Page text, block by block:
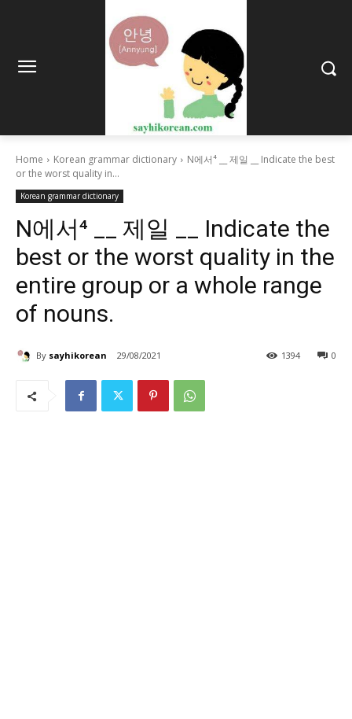
Home Korean grammar dictionary
N에서⁴ __ 제일 __ Indicate the best
or the worst quality in...
Korean grammar dictionary
N에서⁴ __ 제일 __ Indicate the
best or the worst quality in the
entire group or a whole range
of nouns.
By sayhikorean 29/08/2021 0
1394